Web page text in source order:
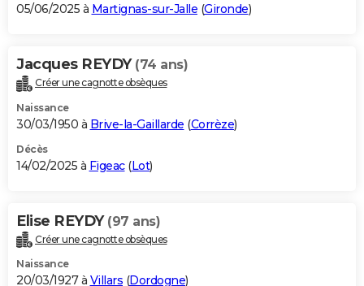
05/06/2025 à Martignas-sur-Jalle (Gironde)
Jacques REYDY (74 ans)
Créer une cagnotte obsèques
Naissance
30/03/1950 à Brive-la-Gaillarde (Corrèze)
Décès
14/02/2025 à Figeac(Lot)
Elise REYDY (97 ans)
Créer une cagnotte obsèques
Naissance
20/03/1927 à Villars (Dordogne)